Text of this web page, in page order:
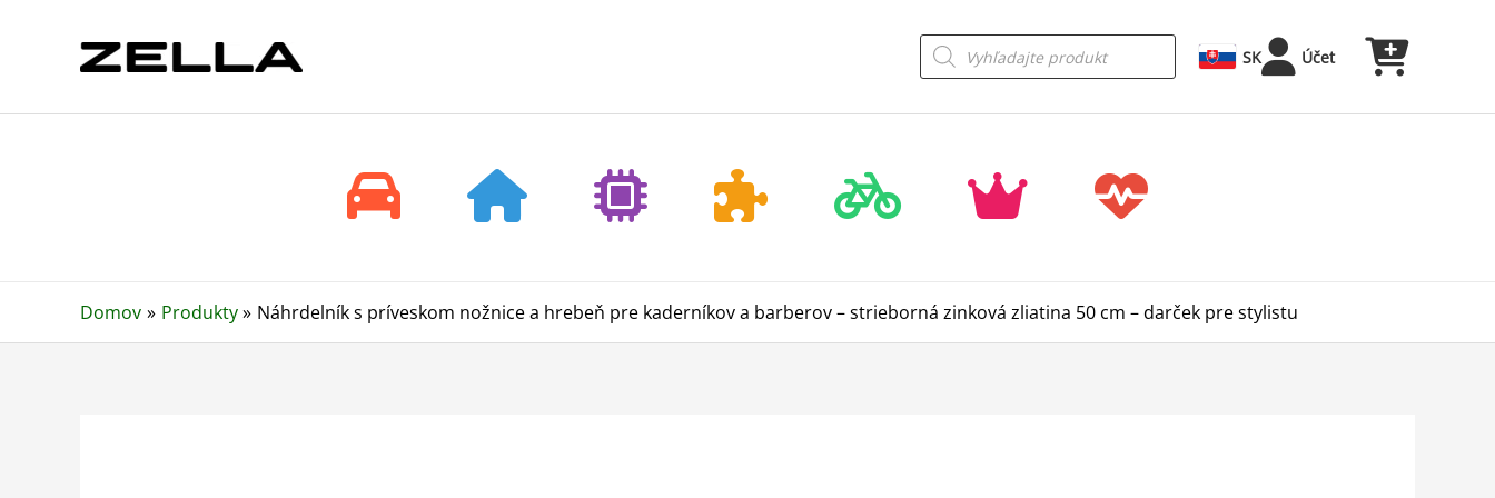
Products
search SK Účet
Domov Produkty Náhrdelník s príveskom nožnice a hrebeň pre kaderníkov a barberov – strieborná zinková zliatina 50 cm – darček pre stylistu